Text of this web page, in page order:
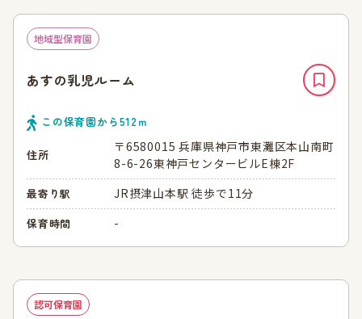
地域型保育園
あすの乳児ルーム
この保育園から512ｍ
住所
〒6580015 兵庫県神戸市東灘区本山南町
8-6-26東神戸センタービルE棟2F
最寄り駅 JR摂津山本駅 徒歩で11分
保育時間 -
認可保育園